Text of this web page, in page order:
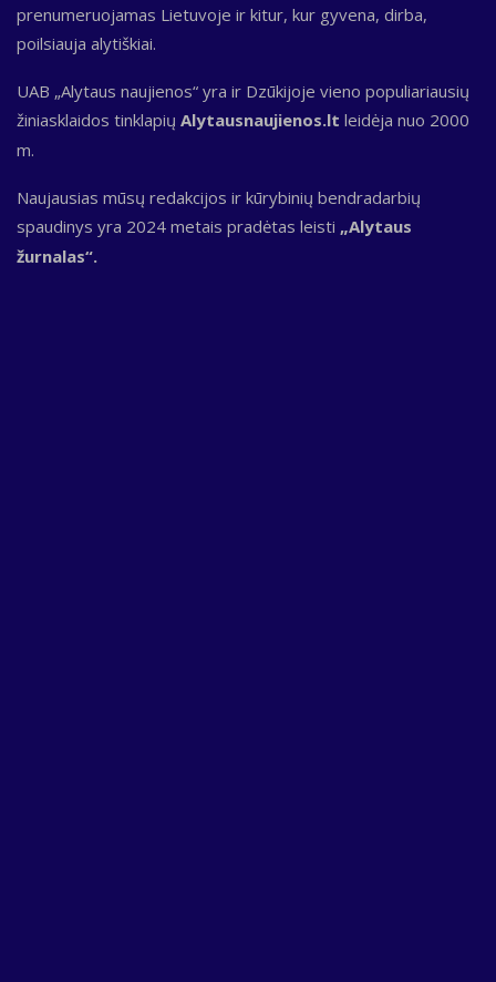
prenumeruojamas Lietuvoje ir kitur, kur gyvena, dirba,
poilsiauja alytiškiai.
UAB „Alytaus naujienos“ yra ir Dzūkijoje vieno populiariausių
žiniasklaidos tinklapių Alytausnaujienos.lt leidėja nuo 2000
m.
Naujausias mūsų redakcijos ir kūrybinių bendradarbių
spaudinys yra 2024 metais pradėtas leisti „Alytaus
žurnalas“.